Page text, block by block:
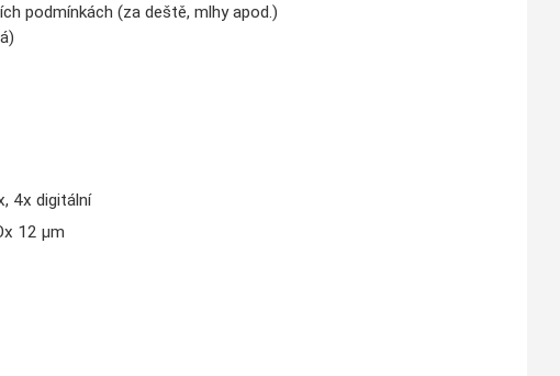
podmínkách (za deště, mlhy apod.)
4x digitální
12 µm